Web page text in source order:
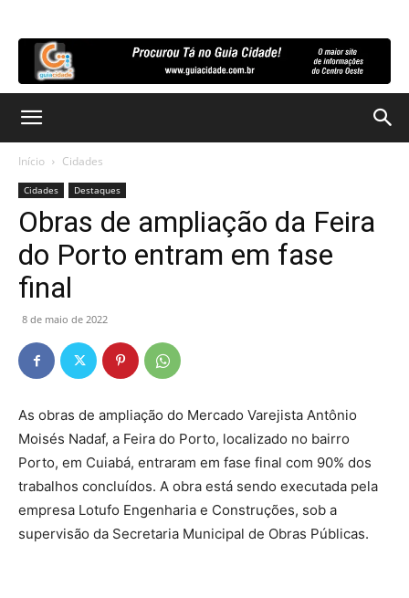
Início Cidades
Cidades Destaques
Obras de ampliação da Feira
do Porto entram em fase
final
8 de maio de 2022
As obras de ampliação do Mercado Varejista Antônio
Moisés Nadaf, a Feira do Porto, localizado no bairro
Porto, em Cuiabá, entraram em fase final com 90% dos
trabalhos concluídos. A obra está sendo executada pela
empresa Lotufo Engenharia e Construções, sob a
supervisão da Secretaria Municipal de Obras Públicas.